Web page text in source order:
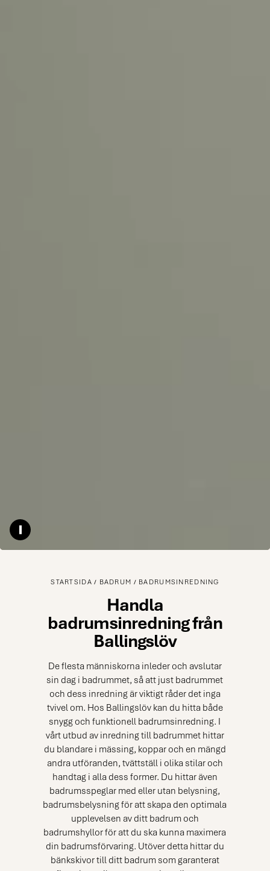
STARTSIDA BADRUM BADRUMSINREDNING
Pause video
Handla
badrumsinredning från
Ballingslöv
De flesta människorna inleder och avslutar
sin dag i badrummet, så att just badrummet
och dess inredning är viktigt råder det inga
tvivel om. Hos Ballingslöv kan du hitta både
snygg och funktionell badrumsinredning. I
vårt utbud av inredning till badrummet hittar
du blandarei mässing, koppar och en mängd
andra utföranden, tvättställ i olika stilar och
handtagi alla dess former. Du hittar även
badrumsspeglar med eller utan belysning,
badrumsbelysningför att skapa den optimala
upplevelsen av ditt badrum och
badrumshyllorför att du ska kunna maximera
din badrumsförvaring. Utöver detta hittar du
bänkskivortill ditt badrum som garanterat